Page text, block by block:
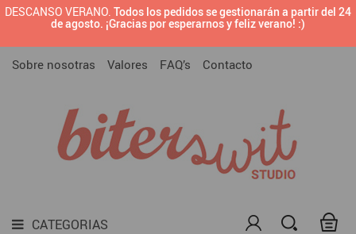
DESCANSO VERANO. Todos los pedidos se gestionarán a partir del 24
de agosto. ¡Gracias por esperarnos y feliz verano! :)
Sobre nosotras Valores FAQ’s Contacto
CATEGORIAS
BRANDING PREDISEÑADO
SELLOS CON TU LOGOTIPO O DISEÑO
 SELLOS PARA EMPRESAS
 SELLOS
TODAS LAS TINTAS PARA SELLOS